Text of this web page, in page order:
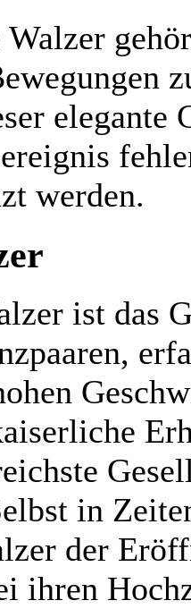
Walzer
elegante
werden.
ist das
in
der
ihren